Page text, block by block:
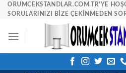
SkipORUMCEKSTANDLAR.COM.TR'YE
SORULARINIZI BIZE ÇEKINMEDEN